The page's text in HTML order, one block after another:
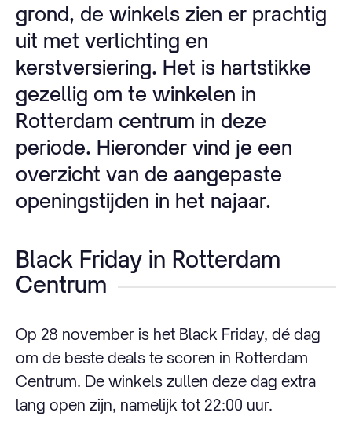
grond, de winkels zien er prachtig
uit met verlichting en
kerstversiering. Het is hartstikke
gezellig om te winkelen in
Rotterdam centrum in deze
periode. Hieronder vind je een
overzicht van de aangepaste
openingstijden in het najaar.
Black Friday in Rotterdam
Centrum
Op 28 november is het Black Friday, dé dag
om de beste deals te scoren in Rotterdam
Centrum. De winkels zullen deze dag extra
lang open zijn, namelijk tot 22:00 uur.